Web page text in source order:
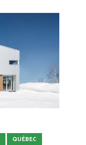
QUÉBEC